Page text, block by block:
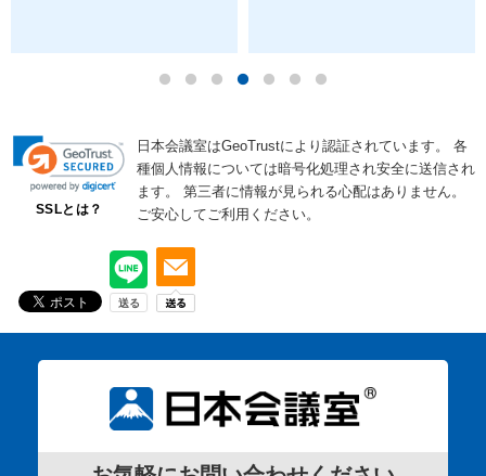
SSLとは？
日本会議室はGeoTrustにより認証されています。
各
種個人情報については暗号化処理され安全に送信され
ます。
第三者に情報が見られる心配はありません。
ご安心してご利用ください。